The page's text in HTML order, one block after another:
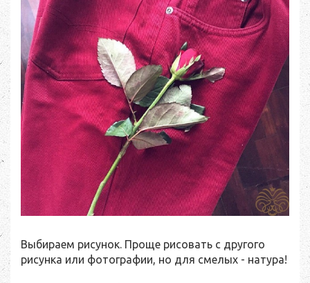
Выбираем рисунок. Проще рисовать с другого
рисунка или фотографии, но для смелых - натура!